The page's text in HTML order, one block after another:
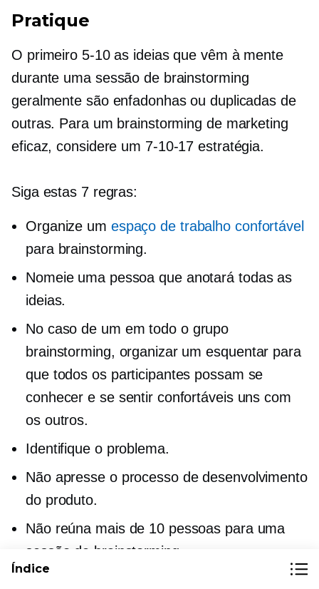
Pratique
O primeiro 5-10as ideias que vêm à mente
durante uma sessão de brainstorming
geralmente são enfadonhas ou duplicadas de
outras. Para um brainstorming de marketing
eficaz, considere um 7-10-17 estratégia.
Siga estas 7 regras:
Organize um espaço de trabalho confortável
para brainstorming.
Nomeie uma pessoa que anotará todas as
ideias.
No caso de um em todo o grupo
brainstorming, organizar umesquentar para
que todos os participantes possam se
conhecer e se sentir confortáveis ​​uns com
os outros.
Identifique o problema.
Não apresse o processo de desenvolvimento
do produto.
Não reúna mais de 10 pessoas para uma
sessão de brainstorming.
Índice